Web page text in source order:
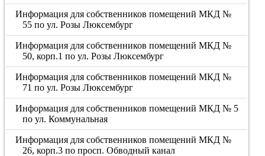
Информация для собственников помещений МКД №
55 по ул. Розы Люксембург
Информация для собственников помещений МКД №
50, корп.1 по ул. Розы Люксембург
Информация для собственников помещений МКД №
71 по ул. Розы Люксембург
Информация для собственников помещений МКД № 5
по ул. Коммунальная
Информация для собственников помещений МКД №
26, корп.3 по просп. Обводный канал